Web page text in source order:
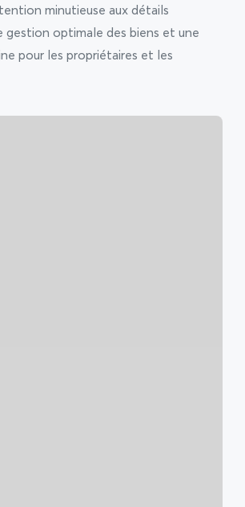
minutieuse aux détails
gestion optimale des biens et une
pour les propriétaires et les